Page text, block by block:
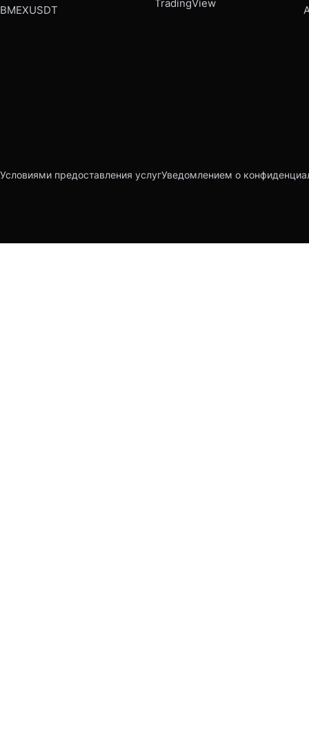
BMEXUSDT
TradingView
Условиями предоставления услугУведомлением о